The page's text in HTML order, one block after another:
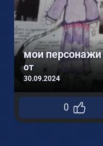
мои персонажи
от
30.09.2024
0